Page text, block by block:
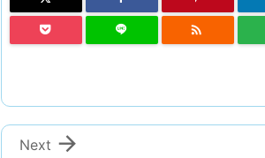


Next